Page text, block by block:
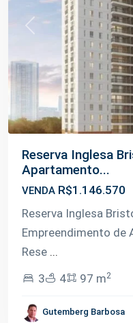
Previous
Reserva Inglesa
Apartamento...
VENDA R$1.146.570
Reserva Inglesa
Empreendimento de
Rese ...
3
4 97 m2
Gutemberg Barbosa
Negra,